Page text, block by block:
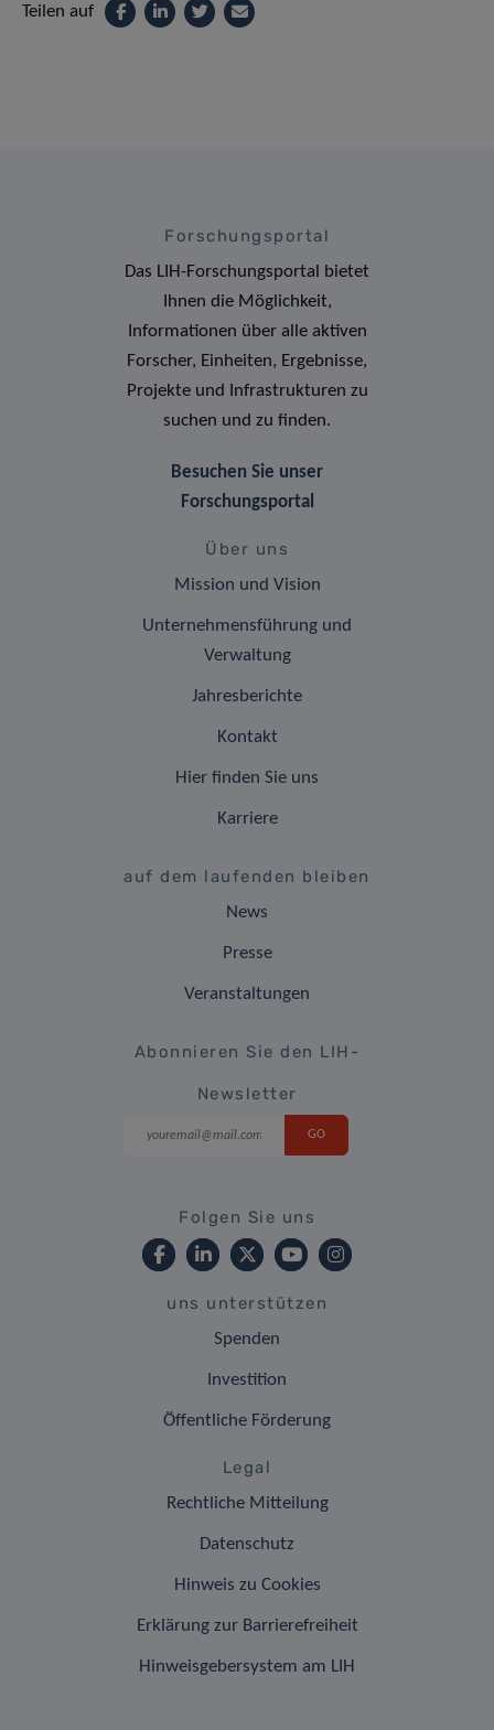
Teilen auf
Forschungsportal
Das LIH-Forschungsportal bietet
Ihnen die Möglichkeit,
Informationen über alle aktiven
Forscher, Einheiten, Ergebnisse,
Projekte und Infrastrukturen zu
suchen und zu finden.
Besuchen Sie unser
Forschungsportal
Über uns
Mission und Vision
Unternehmensführung und
Verwaltung
Jahresberichte
Kontakt
Hier finden Sie uns
Karriere
auf dem laufenden bleiben
News
Presse
Veranstaltungen
Abonnieren Sie den LIH-
Newsletter
Folgen Sie uns
uns unterstützen
Spenden
Investition
Öffentliche Förderung
Legal
Rechtliche Mitteilung
Datenschutz
Hinweis zu Cookies
Erklärung zur Barrierefreiheit
Hinweisgebersystem am LIH